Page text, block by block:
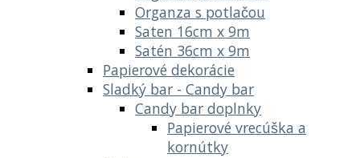
Organza s potlačou
Saten 16cm x 9m
Satén 36cm x 9m
Papierové dekorácie
Sladký bar - Candy bar
Candy bar doplnky
Papierové vrecúška a
kornútky